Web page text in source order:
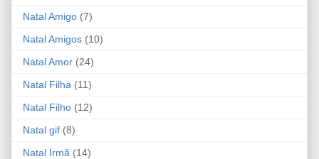
Natal Amigo (7)
Natal Amigos (10)
Natal Amor (24)
Natal Filha (11)
Natal Filho (12)
Natal gif (8)
Natal Irmã (14)